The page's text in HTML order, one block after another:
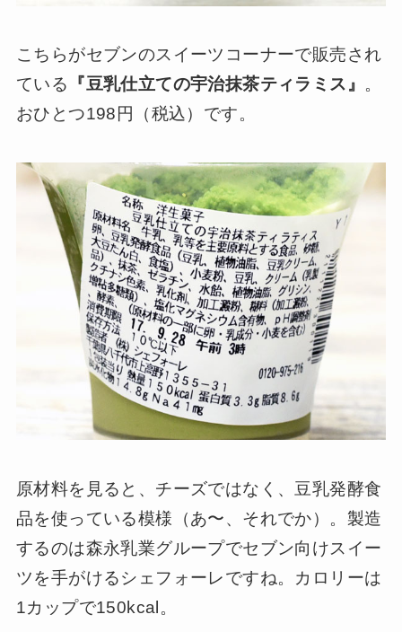
こちらがセブンのスイーツコーナーで販売され
ている
『豆乳仕立ての宇治抹茶ティラミス』 。
おひとつ198円（税込）です。
原材料を見ると、チーズではなく、豆乳発酵食
品を使っている模様（あ〜、それでか）。製造
するのは森永乳業グループでセブン向けスイー
ツを手がけるシェフォーレですね。カロリーは
1カップで150kcal。